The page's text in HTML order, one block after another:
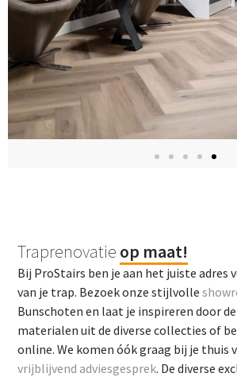
Traprenovatie op maat!
Bij ProStairs ben je aan het juiste adres
van je trap. Bezoek onze stijlvolle
Bunschoten en laat je inspireren door
materialen uit de diverse collecties of
online. We komen óók graag bij je thuis
vrijblijvend adviesgesprek. De diverse